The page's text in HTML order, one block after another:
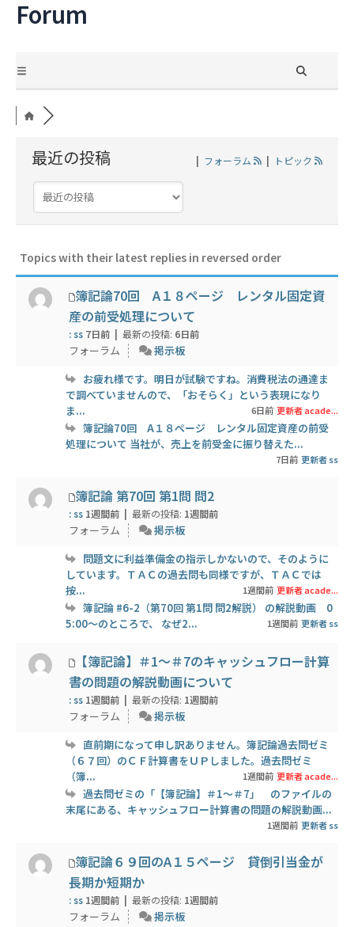
Forum
最近の投稿 | フォーラム | トピック
Topics with their latest replies in reversed order
簿記論70回 A１８ページ レンタル固定資
産の前受処理について
: ss 7日前 | 最新の投稿: 6日前
フォーラム
掲示板
お疲れ様です。明日が試験ですね。消費税法の通達ま
で調べていませんので、「おそらく」という表現になり
ま...
6日前 更新者 acade...
簿記論70回 A１８ページ レンタル固定資産の前受
処理について 当社が、売上を前受金に振り替えた...
7日前 更新者 ss
簿記論 第70回 第1問 問2
: ss 1週間前 | 最新の投稿: 1週間前
フォーラム
掲示板
問題文に利益準備金の指示しかないので、そのように
しています。ＴＡＣの過去問も同様ですが、ＴＡＣでは
按...
1週間前 更新者 acade...
簿記論 #6-2（第70回 第1問 問2解説） の解説動画 0
5:00〜のところで、 なぜ2...
1週間前 更新者 ss
【簿記論】＃1～＃7のキャッシュフロー計算
書の問題の解説動画について
: ss 1週間前 | 最新の投稿: 1週間前
フォーラム
掲示板
直前期になって申し訳ありません。簿記論過去問ゼミ
（６７回）のＣＦ計算書をＵＰしました。過去問ゼミ
（簿...
1週間前 更新者 acade...
過去問ゼミの「【簿記論】＃1～＃7」 のファイルの
末尾にある、キャッシュフロー計算書の問題の解説動画...
1週間前 更新者 ss
簿記論６９回のA１５ページ 貸倒引当金が
長期か短期か
: ss 1週間前 | 最新の投稿: 1週間前
フォーラム
掲示板